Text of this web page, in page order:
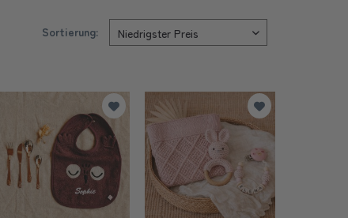
Sortierung: